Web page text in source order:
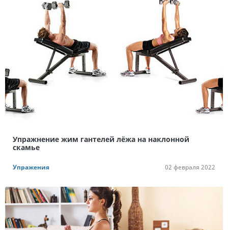
Упражнение жим гантелей лёжа на наклонной
скамье
Упражения 02 февраля 2022